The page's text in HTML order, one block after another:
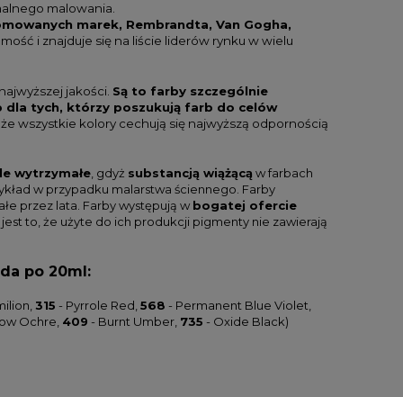
malowania.
marek, Rembrandta, Van Gogha,
i znajduje się na liście liderów rynku w wielu
jakości. Są to farby szczególnie
dla tych, którzy poszukują farb do celów
wszystkie kolory cechują się najwyższą odpornością
wytrzymałe, gdyż substancją wiążącą w farbach
w przypadku malarstwa ściennego. Farby
przez lata. Farby występują w bogatej ofercie
to, że użyte do ich produkcji pigmenty nie zawierają
po 20ml:
315 - Pyrrole Red,568 - Permanent Blue Violet,
Ochre, 409 - Burnt Umber, 735 - Oxide Black)